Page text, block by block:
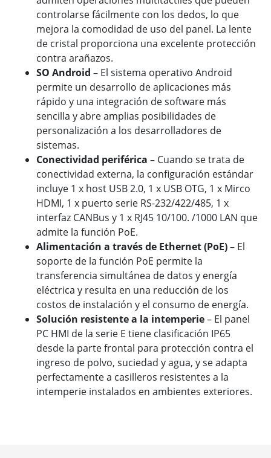
controlarse fácilmente con los dedos, lo que
mejora la comodidad de uso del panel. La lente
de cristal proporciona una excelente protección
contra arañazos.
SO Android – El sistema operativo Android
permite un desarrollo de aplicaciones más
rápido y una integración de software más
sencilla y abre amplias posibilidades de
personalización a los desarrolladores de
sistemas.
Conectividad periférica – Cuando se trata de
conectividad externa, la configuración estándar
incluye 1 x host USB 2.0, 1 x USB OTG, 1 x Mirco
HDMI, 1 x puerto serie RS-232/422/485, 1 x
interfaz CANBus y 1 x RJ45 10/100. /1000 LAN que
admite la función PoE.
Alimentación a través de Ethernet (PoE)– El
soporte de la función PoE permite la
transferencia simultánea de datos y energía
eléctrica y resulta en una reducción de los
costos de instalación y el consumo de energía.
Solución resistente a la intemperie– El panel
PC HMI de la serie E tiene clasificación IP65
desde la parte frontal para protección contra el
ingreso de polvo, suciedad y agua, y se adapta
perfectamente a casilleros resistentes a la
intemperie instalados en ambientes exteriores.